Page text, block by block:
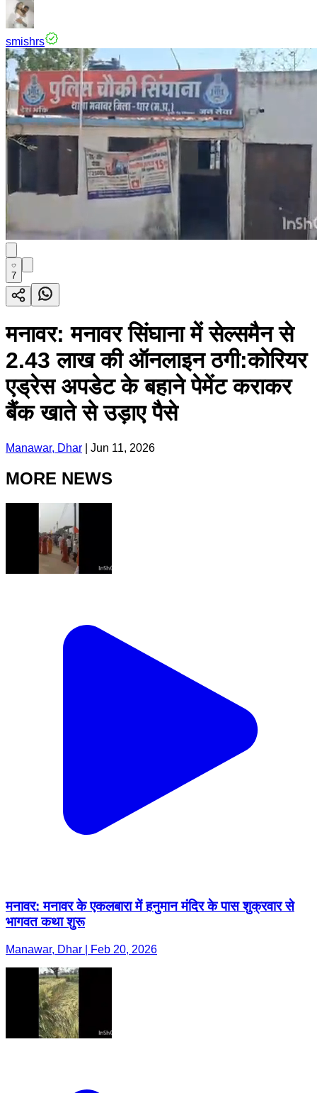
smishrs
7
मनावर: मनावर सिंघाना में सेल्समैन से
2.43 लाख की ऑनलाइन ठगी:कोरियर
एड्रेस अपडेट के बहाने पेमेंट कराकर
बैंक खाते से उड़ाए पैसे
Manawar, Dhar Jun 11, 2026
MORE NEWS
मनावर: मनावर के एकलबारा में हनुमान मंदिर के पास शुक्रवार से
भागवत कथा शुरू
Manawar, Dhar | Feb 20, 2026